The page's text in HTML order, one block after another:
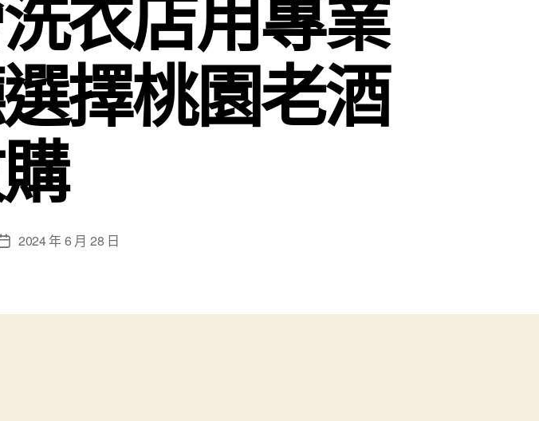
擇桃園老酒
文
日
2024 年 6 月 28 日